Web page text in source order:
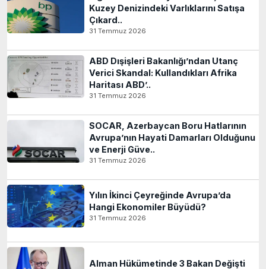
Kuzey Denizindeki Varlıklarını Satışa
Çıkard..
31 Temmuz 2026
ABD Dışişleri Bakanlığı’ndan Utanç
Verici Skandal: Kullandıkları Afrika
Haritası ABD’..
31 Temmuz 2026
SOCAR, Azerbaycan Boru Hatlarının
Avrupa’nın Hayati Damarları Olduğunu
ve Enerji Güve..
31 Temmuz 2026
Yılın İkinci Çeyreğinde Avrupa’da
Hangi Ekonomiler Büyüdü?
31 Temmuz 2026
Alman Hükümetinde 3 Bakan Değişti